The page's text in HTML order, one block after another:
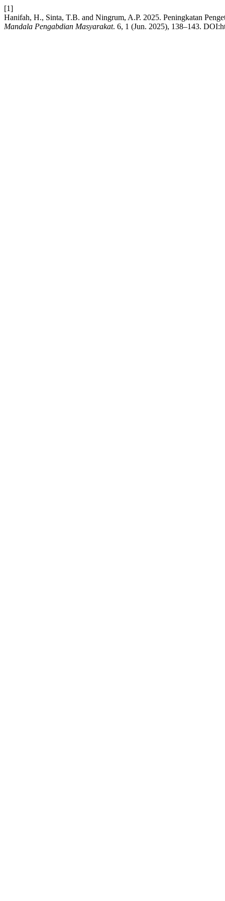
[1]
Hanifah, H., Sinta, T.B. and Ningrum, A.P. 2025. Peningkatan
Mandala Pengabdian Masyarakat. 6, 1 (Jun. 2025), 138–143.